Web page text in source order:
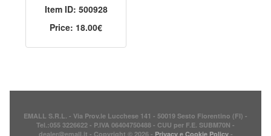
Item ID: 500928
Price: 18.00€
EMALL S.R.L. - Via Prov.le Lucchese 141 - 50019 Sesto Fiorentino (FI) -
Tel.:055 3226622 - P.IVA 06404750488 - CUU per F.E. SUBM70N -
dealer@emall.it - Copyright © 2026 - Privacy e Cookie Policy-